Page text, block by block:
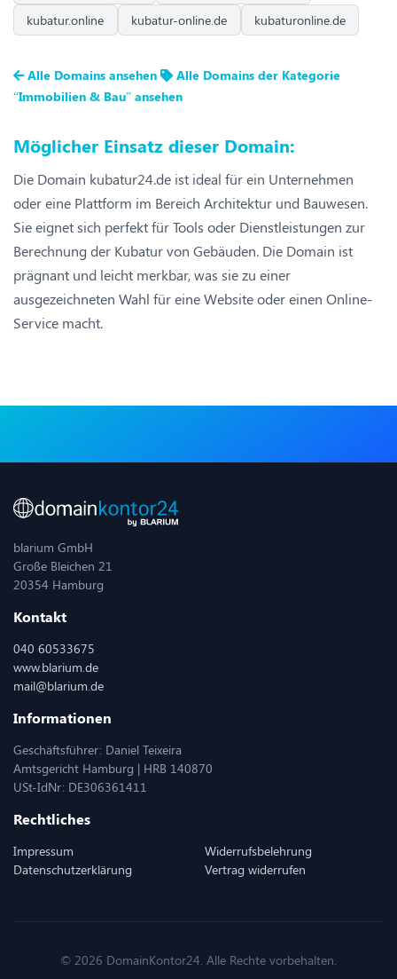
kubatur.online
kubatur-online.de kubaturonline.de
Alle Domains ansehen
Alle Domains der Kategorie
“Immobilien & Bau” ansehen
Möglicher Einsatz dieser Domain:
Die Domain kubatur24.de ist ideal für ein Unternehmen
oder eine Plattform im Bereich Architektur und Bauwesen.
Sie eignet sich perfekt für Tools oder Dienstleistungen zur
Berechnung der Kubatur von Gebäuden. Die Domain ist
prägnant und leicht merkbar, was sie zu einer
ausgezeichneten Wahl für eine Website oder einen Online-
Service macht.
blarium GmbH
Große Bleichen 21
20354 Hamburg
Kontakt
040 60533675
www.blarium.de
mail@blarium.de
Informationen
Geschäftsführer: Daniel Teixeira
Amtsgericht Hamburg | HRB 140870
USt-IdNr: DE306361411
Rechtliches
Impressum
Datenschutzerklärung
Widerrufsbelehrung
Vertrag widerrufen
© 2026 DomainKontor24. Alle Rechte vorbehalten.